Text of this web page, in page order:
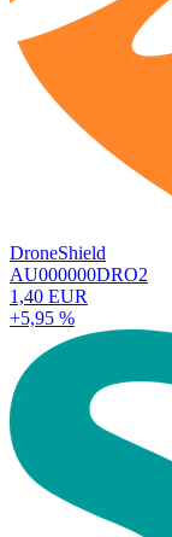
DroneShield
AU000000DRO2
1,40 EUR
+5,95 %